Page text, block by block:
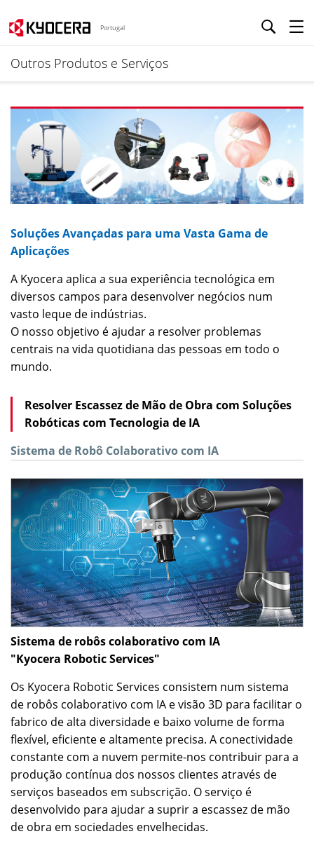
Portugal
Outros Produtos e Serviços
Soluções Avançadas para uma Vasta Gama de
Aplicações
A Kyocera aplica a sua experiência tecnológica em
diversos campos para desenvolver negócios num
vasto leque de indústrias.
O nosso objetivo é ajudar a resolver problemas
centrais na vida quotidiana das pessoas em todo o
mundo.
Resolver Escassez de Mão de Obra com Soluções
Robóticas com Tecnologia de IA
Sistema de Robô Colaborativo com IA
Sistema de robôs colaborativo com IA
"Kyocera Robotic Services"
Os Kyocera Robotic Services consistem num sistema
de robôs colaborativo com IA e visão 3D para facilitar o
fabrico de alta diversidade e baixo volume de forma
flexível, eficiente e altamente precisa. A conectividade
constante com a nuvem permite-nos contribuir para a
produção contínua dos nossos clientes através de
serviços baseados em subscrição. O serviço é
desenvolvido para ajudar a suprir a escassez de mão
de obra em sociedades envelhecidas.